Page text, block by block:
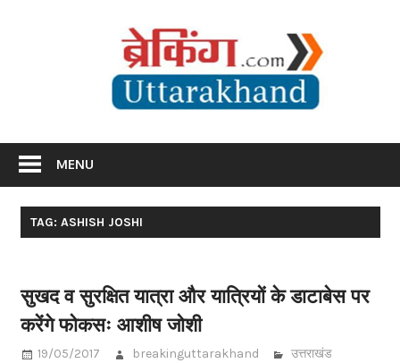
MENU
TAG: ASHISH JOSHI
सुखद व सुरक्षित यात्रा और यात्रियों के डाटाबेस पर
करेंगे फोकसः आशीष जोशी
19/05/2017 breakinguttarakhand उत्तराखंड